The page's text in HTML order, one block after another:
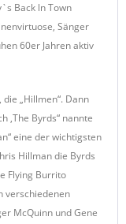
Back ln Town
Sänger
60er Jahren aktiv
„Hillmen“. Dann
,The Byrds“ nannte
eine der wichtigsten
Hillman die Byrds
Flying Burrito
verschiedenen
McQuinn und Gene